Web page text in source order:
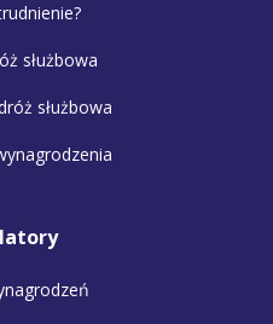
służbowa
służbowa